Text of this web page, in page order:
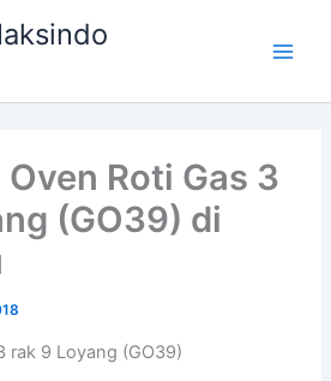
Roti Gas 3
(GO39) di
rak 9 Loyang (GO39)